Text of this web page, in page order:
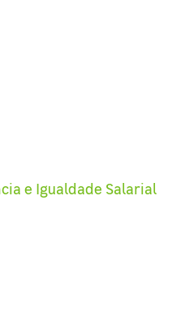
e Igualdade Salarial